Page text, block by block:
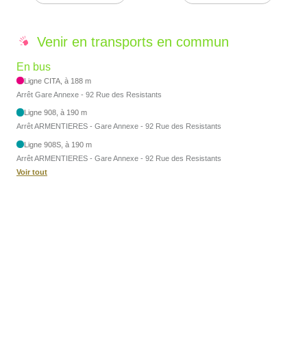
Venir en transports en commun
En bus
Ligne CITA, à 188 m
Arrêt Gare Annexe - 92 Rue des Resistants
Ligne 908, à 190 m
Arrêt ARMENTIERES - Gare Annexe - 92 Rue des Resistants
Ligne 908S, à 190 m
Arrêt ARMENTIERES - Gare Annexe - 92 Rue des Resistants
Voir tout